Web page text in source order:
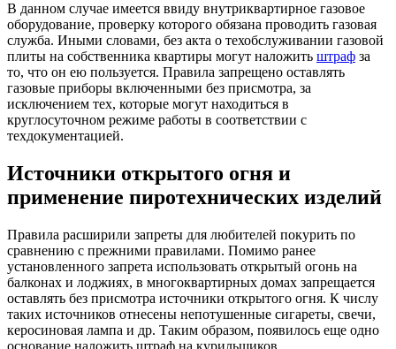
В данном случае имеется ввиду внутриквартирное газовое
оборудование, проверку которого обязана проводить газовая
служба. Иными словами, без акта о техобслуживании газовой
плиты на собственника квартиры могут наложить штраф за
то, что он ею пользуется. Правила запрещено оставлять
газовые приборы включенными без присмотра, за
исключением тех, которые могут находиться в
круглосуточном режиме работы в соответствии с
техдокументацией.
Источники открытого огня и
применение пиротехнических изделий
Правила расширили запреты для любителей покурить по
сравнению с прежними правилами. Помимо ранее
установленного запрета использовать открытый огонь на
балконах и лоджиях, в многоквартирных домах запрещается
оставлять без присмотра источники открытого огня. К числу
таких источников отнесены непотушенные сигареты, свечи,
керосиновая лампа и др. Таким образом, появилось еще одно